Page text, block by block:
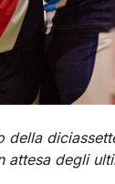
attesa degli